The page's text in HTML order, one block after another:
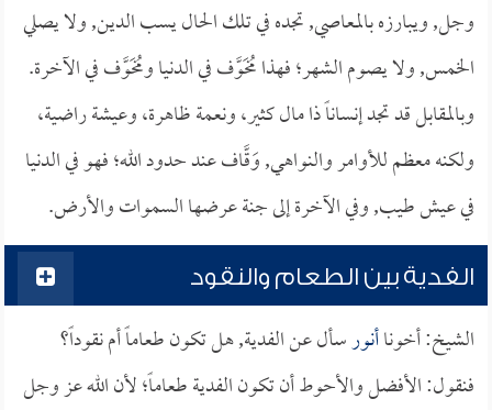
وجل, ويبارزه بالمعاصي, تجده في تلك الحال يسب الدين, ولا يصلي
الخمس, ولا يصوم الشهر؛ فهذا مُخَوَّف في الدنيا ومُخَوَّف في الآخرة.
وبالمقابل قد تجد إنساناً ذا مال كثير، ونعمة ظاهرة، وعيشة راضية،
ولكنه معظم للأوامر والنواهي, وَقَّاف عند حدود الله؛ فهو في الدنيا
في عيش طيب, وفي الآخرة إلى جنة عرضها السموات والأرض.
الفدية بين الطعام والنقود
الشيخ: أخوناأنورسأل عن الفدية, هل تكون طعاماً أم نقوداً؟
فنقول: الأفضل والأحوط أن تكون الفدية طعاماً؛ لأن الله عز وجل